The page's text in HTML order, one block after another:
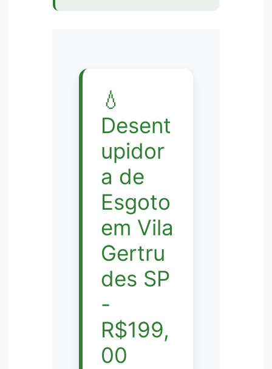
💧
Desent
upidor
a de
Esgoto
em Vila
Gertru
des SP
-
R$199,
00